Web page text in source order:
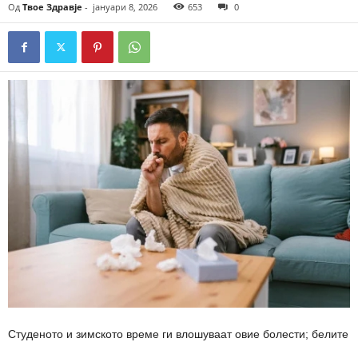
Од Твое Здравје - јануари 8, 2026 653 0
Студеното и зимското време ги влошуваат овие болести; белите